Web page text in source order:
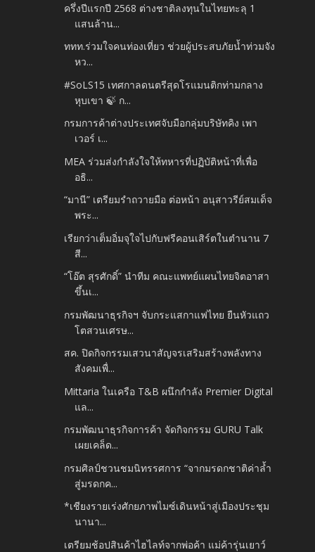
ครึ่งปีแรกปี 2568 ต่างชาติลงทุนในไทยทะลุ 1
แสนล้าน...
ททท.ร่วมใจคนท่องเที่ยว ช่วยผู้ประสบภัยน้ำท่วมจัง
หว...
#SoLS15 เทศกาลดนตรีสุดโรแมนติกท่ามกลาง
หุบเขา 🍃 ก...
กรมการค้าต่างประเทศจับมือกลุ่มบริษัทคิง เพา
เวอร์ เ...
MEA ร่วมส่งกำลังใจให้ทหารที่ปฏิบัติหน้าที่เพื่อ
อธิ...
“มานี” เตรียมรำถวายมือ ต่อหน้า อนุสาวรีย์สมเด็จ
พระ...
เรียกว่าเต็มอิ่มจุใจไปกับฟรีคอนเสิร์ตในตำนาน 7
สี...
“โอ๊ต สุรศักดิ์” นำทีม คณะแพทย์แผนไทยจิตอาสา
ขึ้นเ...
กรมพัฒนาธุรกิจฯ จับกระแสกาแฟไทย ยืนหัวแถว
โตสวนเศรษ...
สค. ปิดกิจกรรมเสวนาสัญจรเสริมสร้างพลังทาง
สังคมเพื่...
Mittaria ในเครือ T&B ผนึกกำลัง Premier Digital
แล...
กรมพัฒนาธุรกิจการค้า จัดกิจกรรม GURU Talk
เผยเคล็ด...
กรมศิลป์ชวนชมนิทรรศการ “จากมรดกชาติค่าล้ำ
สู่มรดกค...
*เชียงรายเร่งศักยภาพไมซ์เดินหน้าสู่เมืองประชุม
นานา...
เตรียมช้อปสินค้าไฮไลท์จากพ่อค้า แม่ค้ารุ่นเยาว์